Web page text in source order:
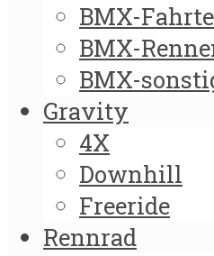
BMX-
BMX-
BMX-
Gravity
4X
Downhill
Freeride
Rennrad